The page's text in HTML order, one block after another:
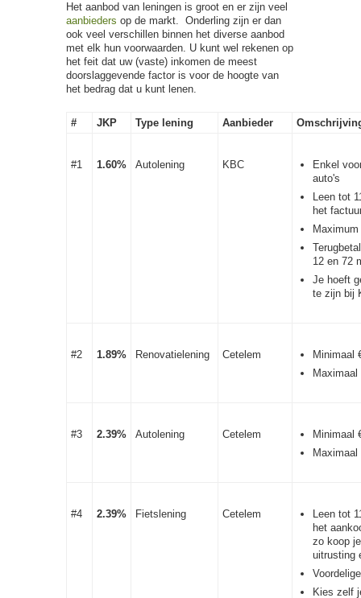
Het aanbod van leningen is groot en er zijn veel
aanbieders op de markt. Onderling zijn er dan
ook veel verschillen binnen het diverse aanbod
met elk hun voorwaarden. U kunt wel rekenen op
het feit dat uw (vaste) inkomen de meest
doorslaggevende factor is voor de hoogte van
het bedrag dat u kunt lenen.
# JKP Type lening Aanbieder
#1 1.60% Autolening KBC
Enkel
auto's
Leen tot
het
12 en 72
Je hoeft
te zijn bij
#2 1.89% Renovatielening Cetelem
Minimaal
Maximaal
#3 2.39% Autolening Cetelem
Minimaal
Maximaal
#4 2.39% Fietslening Cetelem
Leen tot
het
zo koop
uitrusting
Kies zelf